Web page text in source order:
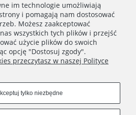
im technologie umożliwiają
i pomagają nam dostosować
Możesz zaakceptować
wszystkich tych plików i przejść
użycie plików do swoich
opcję "Dostosuj zgody".
przeczytasz w naszej Polityce
tylko niezbędne